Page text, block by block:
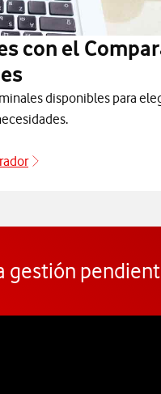
con el
disponibles para
gestión